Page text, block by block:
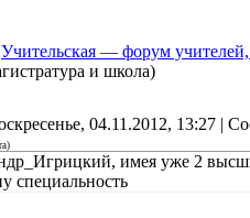
Учительская — форум учителей,
и школа)
04.11.2012, 13:27 |
)
имея уже 2
специальность